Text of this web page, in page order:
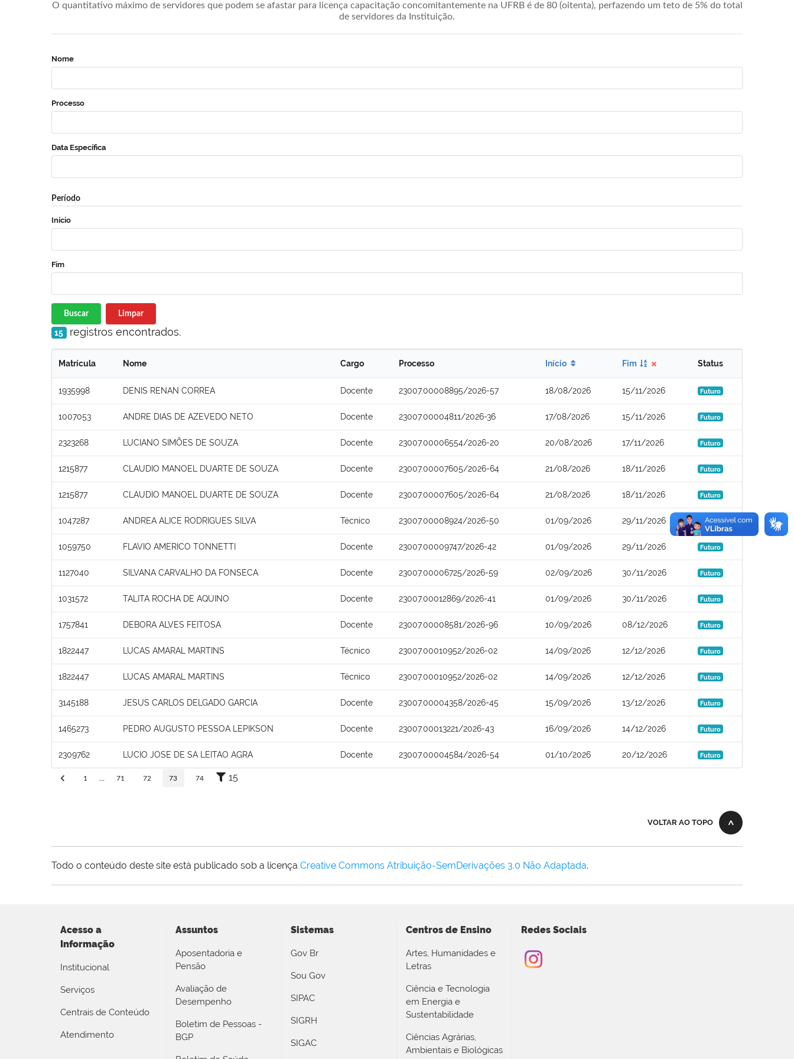
O quantitativo máximo de servidores que podem se afastar para licença capacitação concomitantemente na UFRB é de 80 (oitenta), perfazendo um teto de 5% do total
de servidores da Instituição.
Nome
Processo
Data Específica
Período
Início
Fim
Buscar Limpar
15 registros encontrados.
Matrícula Nome Cargo Processo Início Fim Status
1935998 DENIS RENAN CORREA Docente 23007.00008895/2026-57 18/08/2026 15/11/2026 Futuro
1007053 ANDRE DIAS DE AZEVEDO NETO Docente 23007.00004811/2026-36 17/08/2026 15/11/2026 Futuro
2323268 LUCIANO SIMÕES DE SOUZA Docente 23007.00006554/2026-20 20/08/2026 17/11/2026 Futuro
1215877 CLAUDIO MANOEL DUARTE DE SOUZA Docente 23007.00007605/2026-64 21/08/2026 18/11/2026 Futuro
1215877 CLAUDIO MANOEL DUARTE DE SOUZA Docente 23007.00007605/2026-64 21/08/2026 18/11/2026 Futuro
1047287 ANDREA ALICE RODRIGUES SILVA Técnico 23007.00008924/2026-50 01/09/2026 29/11/2026 Futuro
1059750 FLAVIO AMERICO TONNETTI Docente 23007.00009747/2026-42 01/09/2026 29/11/2026 Futuro
1127040 SILVANA CARVALHO DA FONSECA Docente 23007.00006725/2026-59 02/09/2026 30/11/2026 Futuro
1031572 TALITA ROCHA DE AQUINO Docente 23007.00012869/2026-41 01/09/2026 30/11/2026 Futuro
1757841 DEBORA ALVES FEITOSA Docente 23007.00008581/2026-96 10/09/2026 08/12/2026 Futuro
1822447 LUCAS AMARAL MARTINS Técnico 23007.00010952/2026-02 14/09/2026 12/12/2026 Futuro
1822447 LUCAS AMARAL MARTINS Técnico 23007.00010952/2026-02 14/09/2026 12/12/2026 Futuro
3145188 JESUS CARLOS DELGADO GARCIA Docente 23007.00004358/2026-45 15/09/2026 13/12/2026 Futuro
1465273 PEDRO AUGUSTO PESSOA LEPIKSON Docente 23007.00013221/2026-43 16/09/2026 14/12/2026 Futuro
2309762 LUCIO JOSE DE SA LEITAO AGRA Docente 23007.00004584/2026-54 01/10/2026 20/12/2026 Futuro
1 71 72 73 74 15
VOLTAR AO TOPO
Todo o conteúdo deste site está publicado sob a licença Creative Commons Atribuição-SemDerivações 3.0 Não Adaptada.
Acesso a
Informação
Institucional
Serviços
Centrais de Conteúdo
Atendimento
Assuntos
Aposentadoria e
Pensão
Avaliação de
Desempenho
Boletim de Pessoas -
BGP
Sistemas
Gov Br
Sou Gov
SIPAC
SIGRH
SIGAC
Centros de Ensino
Artes, Humanidades e
Letras
Ciência e Tecnologia
em Energia e
Sustentabilidade
Ciências Agrárias,
Ambientais e Biológicas
Redes Sociais